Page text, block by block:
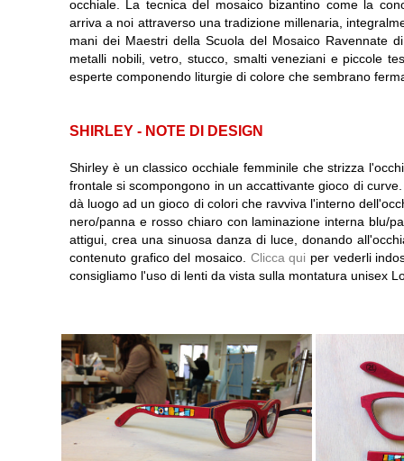
occhiale. La tecnica del mosaico bizantino come la
arriva a noi attraverso una tradizione millenaria,
mani dei Maestri della Scuola del Mosaico Ravennate
metalli nobili, vetro, stucco, smalti veneziani e piccole
esperte componendo liturgie di colore che sembrano
SHIRLEY - NOTE DI DESIGN
Shirley è un classico occhiale femminile che strizza
frontale si scompongono in un accattivante gioco di
dà luogo ad un gioco di colori che ravviva l'interno
nero/panna e rosso chiaro con laminazione interna blu/
attigui, crea una sinuosa danza di luce, donando
contenuto grafico del mosaico. Clicca qui per vederli
consigliamo l'uso di lenti da vista sulla montatura unisex